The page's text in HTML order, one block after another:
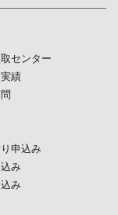
センター
績
申込み
み
み